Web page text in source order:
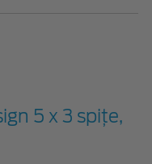
5 x 3 spițe,